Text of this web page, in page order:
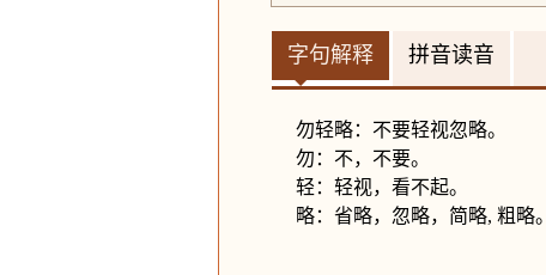
字句解释 拼音读音
勿轻略：不要轻视忽略。
勿：不，不要。
轻：轻视，看不起。
略：省略，忽略，简略, 粗略。